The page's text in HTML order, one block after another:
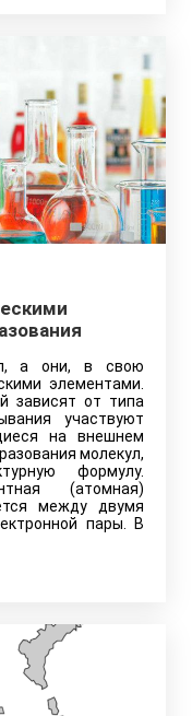
а они, в свою
элементами.
зависят от типа
участвуют
на внешнем
молекул,
формулу.
(атомная)
между двумя
пары. В